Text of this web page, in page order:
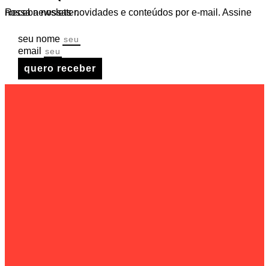
Receba nossas novidades e conteúdos por e-mail. Assine nossa newsletter.
seu nome
email
quero receber